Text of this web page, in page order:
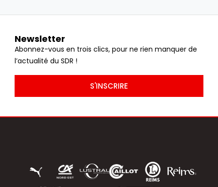
Newsletter
Abonnez-vous en trois clics, pour ne rien manquer de
l’actualité du SDR !
S'INSCRIRE